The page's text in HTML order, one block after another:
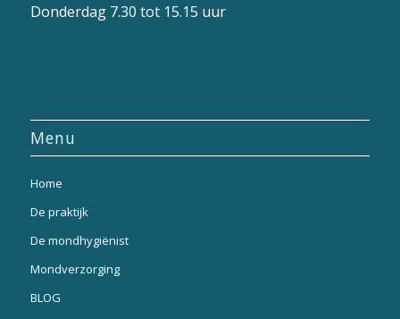
Donderdag 7.30 tot 15.15 uur
Menu
Home
De praktijk
De mondhygiënist
Mondverzorging
BLOG